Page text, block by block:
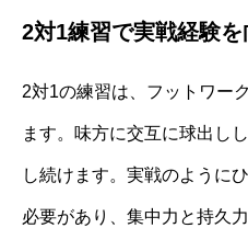
2対1練習で実戦経験を
2対1の練習は、フットワー
ます。味方に交互に球出し
し続けます。実戦のように
必要があり、集中力と持久